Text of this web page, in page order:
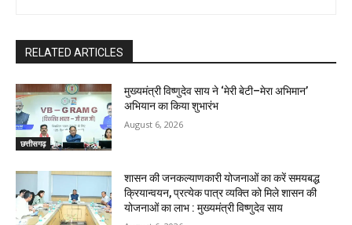
RELATED ARTICLES
छत्तीसगढ़
मुख्यमंत्री विष्णुदेव साय ने ‘मेरी बेटी–मेरा अभिमान’
अभियान का किया शुभारंभ
August 6, 2026
शासन की जनकल्याणकारी योजनाओं का करें समयबद्ध
क्रियान्वयन, प्रत्येक पात्र व्यक्ति को मिले शासन की
योजनाओं का लाभ : मुख्यमंत्री विष्णुदेव साय